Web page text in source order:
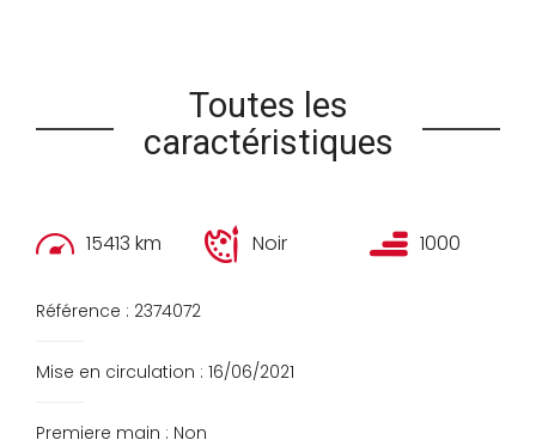
Toutes les
caractéristiques
15413 km Noir 1000
Référence : 2374072
Mise en circulation : 16/06/2021
Premiere main : Non